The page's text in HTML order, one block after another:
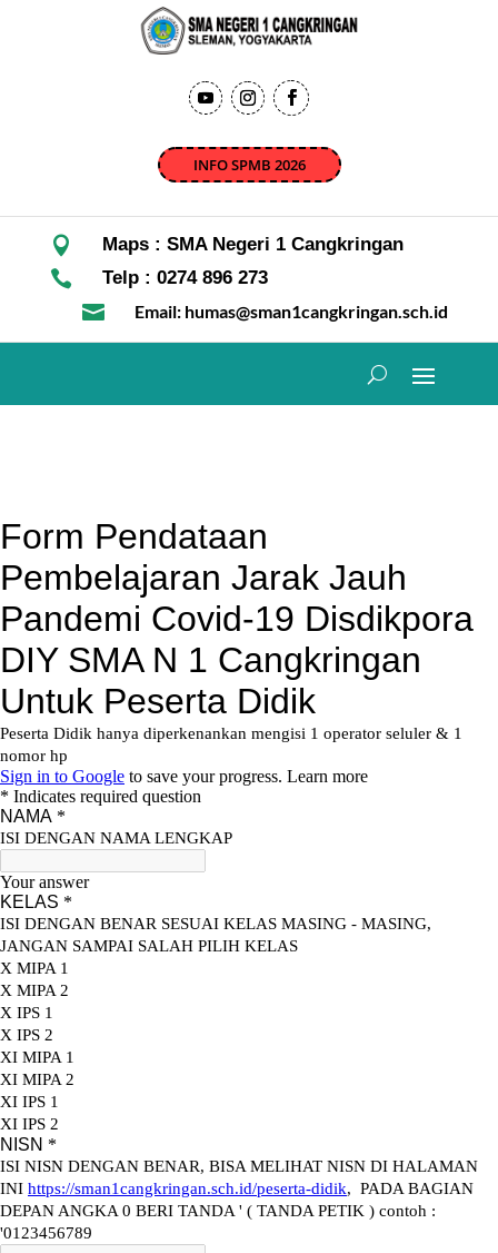
INFO SPMB 2026
 Maps : SMA Negeri 1 Cangkringan
 Telp : 0274 896 273
 Email: humas@sman1cangkringan.sch.id